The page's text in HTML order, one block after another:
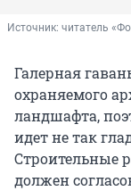
Источник: читатель
Галерная
охраняемого
ландшафта,
идет не так
Строительные
должен